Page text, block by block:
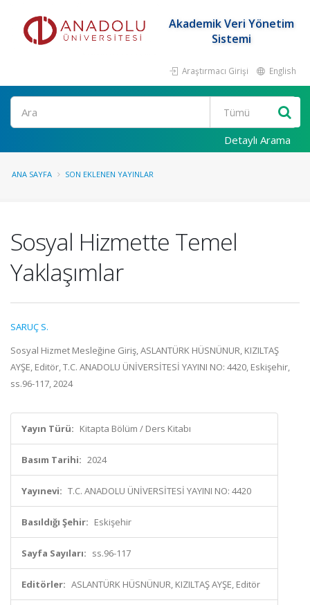
Akademik Veri Yönetim
Sistemi
Araştırmacı Girişi English
Ara
Detaylı Arama
ANA SAYFA SON EKLENEN YAYINLAR
Sosyal Hizmette Temel
Yaklaşımlar
SARUÇ S.
Sosyal Hizmet Mesleğine Giriş, ASLANTÜRK HÜSNÜNUR, KIZILTAŞ
AYŞE, Editör, T.C. ANADOLU ÜNİVERSİTESİ YAYINI NO: 4420, Eskişehir,
ss.96-117, 2024
Yayın Türü: Kitapta Bölüm / Ders Kitabı
Basım Tarihi: 2024
Yayınevi: T.C. ANADOLU ÜNİVERSİTESİ YAYINI NO: 4420
Basıldığı Şehir: Eskişehir
Sayfa Sayıları: ss.96-117
Editörler: ASLANTÜRK HÜSNÜNUR, KIZILTAŞ AYŞE, Editör